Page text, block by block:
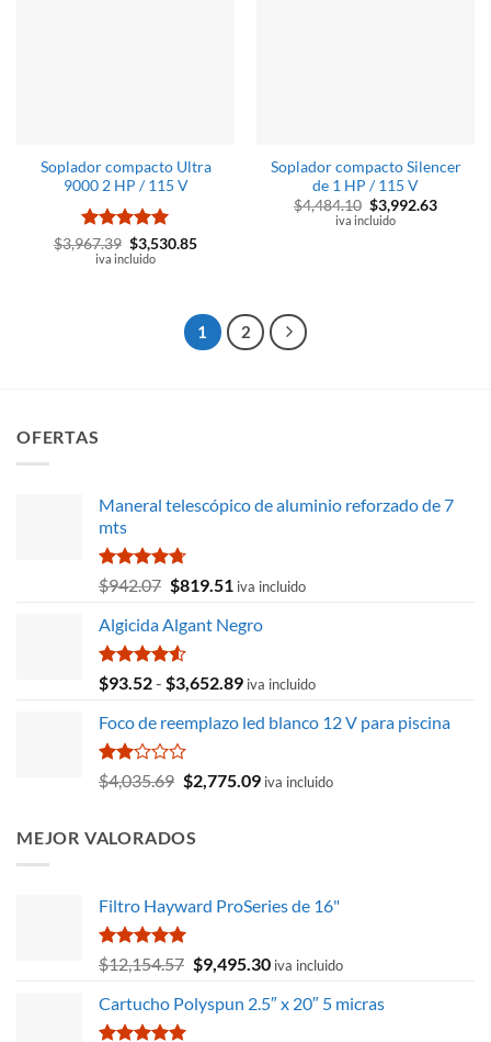
Soplador compacto Ultra
9000 2 HP / 115 V
Valorado
con5de 5
$3,967.39 El
precio
$3,530.85El
iva incluido
Soplador compacto Silencer
de 1 HP / 115 V
$4,484.10 El
precio
$3,992.63El
iva incluido
1 2
OFERTAS
Maneral telescópico de aluminio reforzado de 7
mts
Valorado
con
de 5
$942.07 El
original
era:
$942.07.
$819.51 El
actual
$819.51.
iva incluido
Algicida Algant Negro
Valorado
con
de 5
$93.52- $3,652.89Rango
precios:
$93.52
iva incluido
Foco de reemplazo led blanco 12 V para piscina
Valorado
con
de 5
$4,035.69 El
era:
$2,775.09Eliva incluido
MEJOR VALORADOS
Filtro Hayward ProSeries de 16"
Valorado
con
de 5
$12,154.57 El
original
$9,495.30El
actual
iva incluido
Cartucho Polyspun 2.5″ x 20″ 5 micras